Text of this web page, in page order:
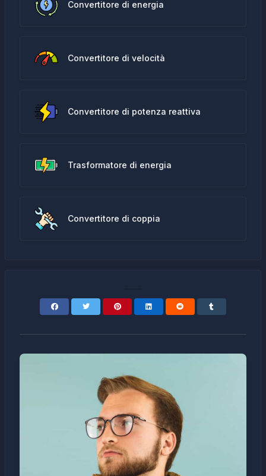
Convertitore di energia
Convertitore di velocità
Convertitore di potenza reattiva
Trasformatore di energia
Convertitore di coppia